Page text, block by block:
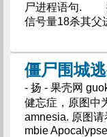
尸进程语句. 执
信号量18杀其父
僵尸围城
- 扬 - 果壳网
健忘症，原图中
amnesia. 原图
mbie